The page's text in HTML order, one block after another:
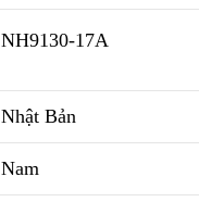
NH9130-17A
Nhật Bản
Nam